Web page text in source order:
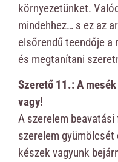
környezetünket.
mindehhez… s ez az
elsőrendű teendője a
és megtanítani
Szerető 11.: A
vagy!
A szerelem
szerelem
készek vagyunk